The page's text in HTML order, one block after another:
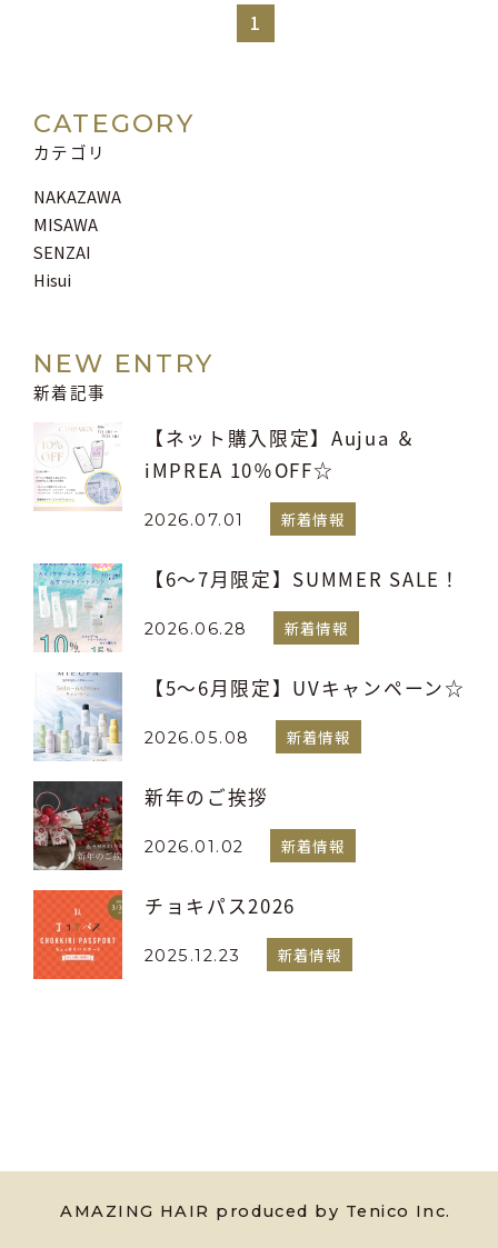
1
CATEGORY
カテゴリ
NAKAZAWA
MISAWA
SENZAI
Hisui
NEW ENTRY
新着記事
【ネット購入限定】Aujua ＆
iMPREA 10％OFF☆
2026.07.01 新着情報
【6～7月限定】SUMMER SALE！
2026.06.28 新着情報
【5～6月限定】UVキャンペーン☆
2026.05.08 新着情報
新年のご挨拶
2026.01.02 新着情報
チョキパス2026
2025.12.23 新着情報
AMAZING HAIR produced by Tenico Inc.